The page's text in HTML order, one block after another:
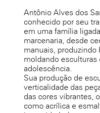
Antônio Alves dos
conhecido por seu
em uma família
marcenaria, desde
manuais,
moldando esculturas
adolescência.
Sua produção de
verticalidade das
das cores vibrantes,
como acrílica e